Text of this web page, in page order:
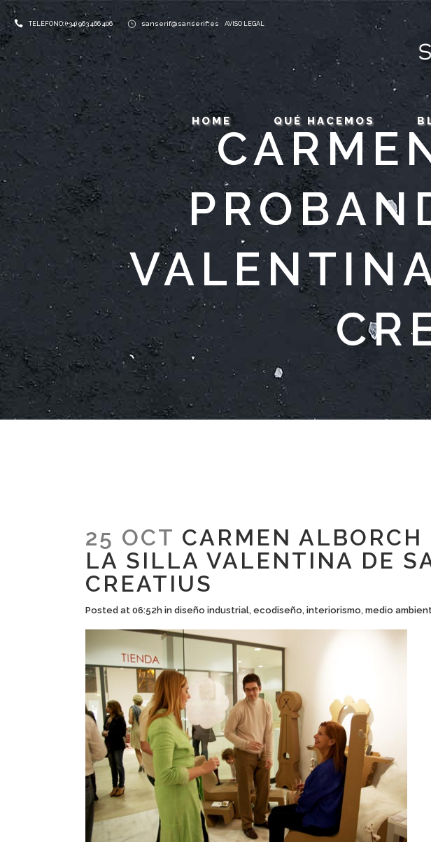
TELÉFONO: (+34) 963 466 406 sanserif@sanserif.es AVISO LEGAL
HOME QUÉ HACEMOS
25 OCT CARMEN ALBORCH
LA SILLA VALENTINA DE
CREATIUS
Posted at 06:52h in diseño industrial, ecodiseño, interiorismo, medio